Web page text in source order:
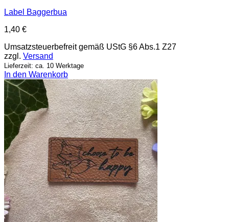
Label Baggerbua
1,40 €
Umsatzsteuerbefreit gemäß UStG §6 Abs.1 Z27
zzgl. Versand
Lieferzeit: ca. 10 Werktage
In den Warenkorb